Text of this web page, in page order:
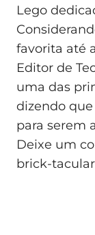
Lego
favorita até
Editor de
uma das
dizendo que
para serem
Deixe um
brick-